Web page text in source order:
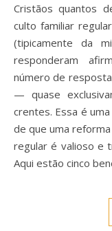
Cristãos quantos
culto familiar
(tipicamente da
responderam
número de
— quase
crentes. Essa é
de que uma
regular é valioso e
Aqui estão cinco